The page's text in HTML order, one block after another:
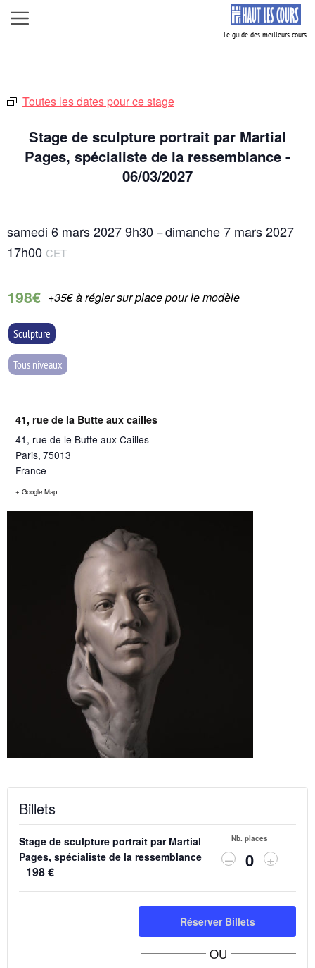
Aller
au
Menu
Toutes les dates pour ce stage
Stage de sculpture portrait par Martial
Pages, spécialiste de la ressemblance -
06/03/2027
samedi 6 mars 20279h30 –dimanche 7 mars 2027
17h00 CET
198€ +35€ à régler sur place pour le modèle
Sculpture
Tous niveaux
41, rue de la Butte aux cailles
41, rue de le Butte aux Cailles
Paris, 75013
France
+ Google Map
Billets
Stage de sculpture portrait par Martial
Pages, spécialiste de la ressemblance
198€
Nb. places
Diminuer
la
quantité
de
billets
pour
Stage
de
–
Q
u
a
n
la
quantité
de
billets
Stage
de
+
Réserver Billets
OU